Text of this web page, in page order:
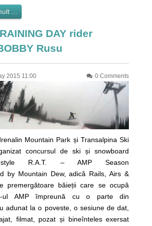
...
DAY rider
Rusu
2015 11:00 0 Comments
Mountain Park și Transalpina Ski
concursul de ski și snowboard
R.A.T. – AMP Season
by Mountain Dew, adică Rails, Airs &
premergătoare băieții care se ocupă
ul AMP împreună cu o parte din
adunat la o poveste, o sesiune de dat,
filmat, pozat și bineînteles exersat